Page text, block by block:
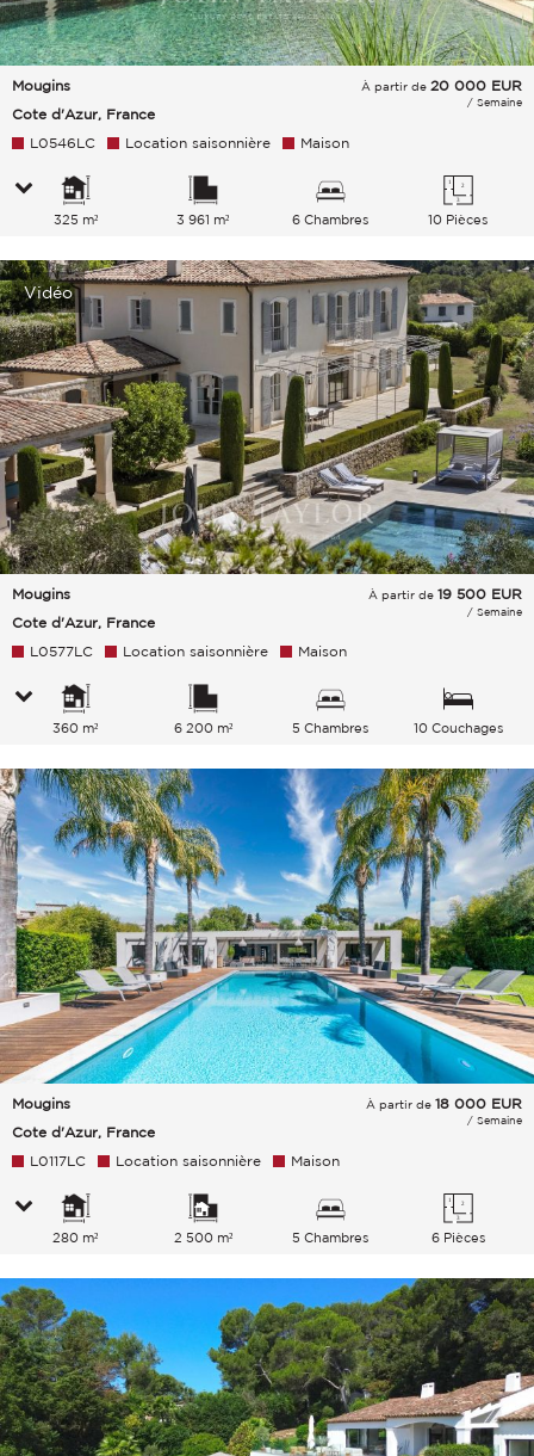
Mougins
Cote d'Azur, France
À partir de 20 000 EUR
/ Semaine
L0546LC Location saisonnière Maison
325 m² 3 961 m² 6 Chambres 10 Pièces
Vidéo
Mougins
Cote d'Azur, France
À partir de 19 500 EUR
/ Semaine
L0577LC Location saisonnière Maison
360 m² 6 200 m² 5 Chambres 10 Couchages
Mougins
Cote d'Azur, France
À partir de 18 000 EUR
/ Semaine
L0117LC Location saisonnière Maison
280 m² 2 500 m² 5 Chambres 6 Pièces